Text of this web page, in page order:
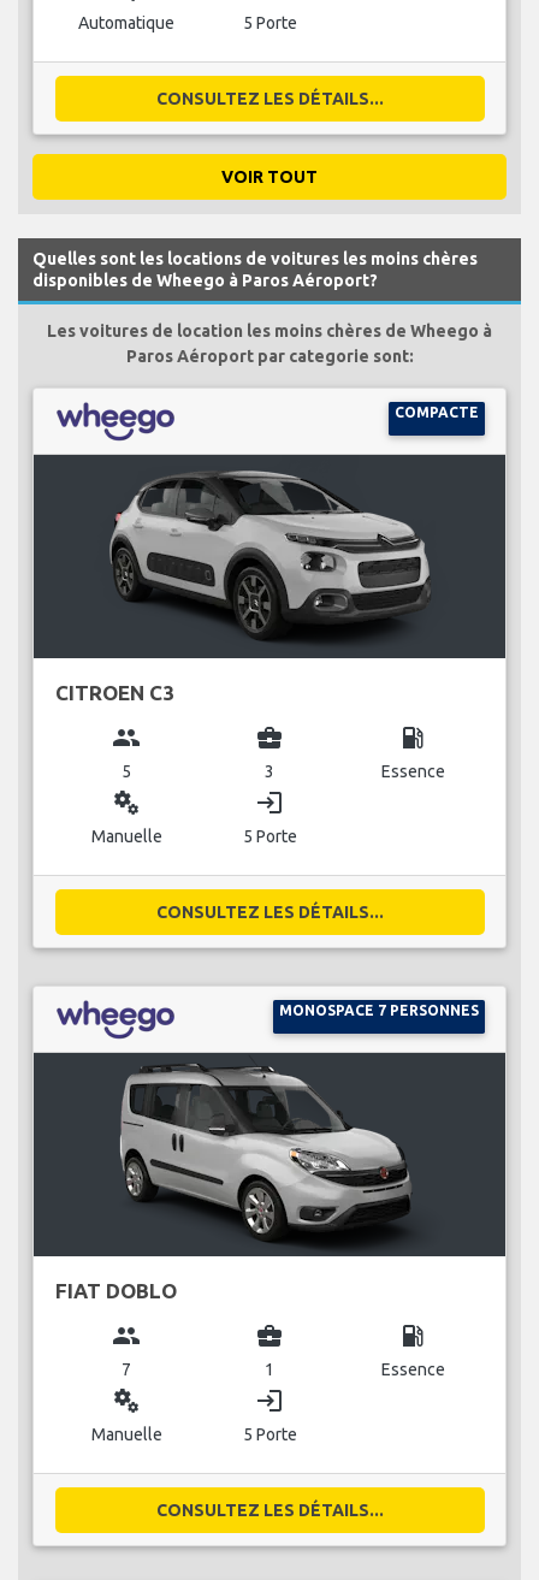
Automatique 5 Porte
CONSULTEZ LES DÉTAILS...
VOIR TOUT
Quelles sont les locations de voitures les moins chères
disponibles de Wheego à Paros Aéroport?
Les voitures de location les moins chères de Wheego à
Paros Aéroport par categorie sont:
COMPACTE
CITROEN C3
group
5
business_center
3
local_gas_station
Essence
miscellaneous_services
Manuelle
login
5 Porte
CONSULTEZ LES DÉTAILS...
MONOSPACE 7 PERSONNES
FIAT DOBLO
group
7
business_center
1
local_gas_station
Essence
miscellaneous_services
Manuelle
login
5 Porte
CONSULTEZ LES DÉTAILS...